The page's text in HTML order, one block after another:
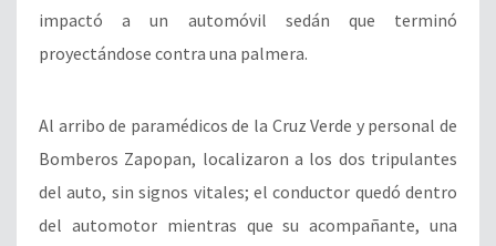
impactó a un automóvil sedán que terminó
proyectándose contra una palmera.
Al arribo de paramédicos de la Cruz Verde y personal de
Bomberos Zapopan, localizaron a los dos tripulantes
del auto, sin signos vitales; el conductor quedó dentro
del automotor mientras que su acompañante, una